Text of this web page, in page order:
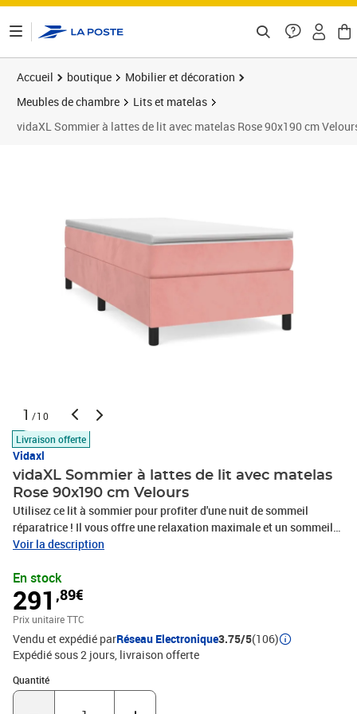
Accueil boutique
Mobilier et décoration
Meubles de chambre
Lits et matelas
vidaXL Sommier à lattes de lit avec matelas Rose 90x190 cm
1 /10
Livraison offerte
Vidaxl
vidaXL Sommier à lattes de lit avec matelas
Rose 90x190 cm Velours
Utilisez ce lit à sommier pour profiter d'une nuit de sommeil
réparatrice ! Il vous offre une relaxation maximale et un sommeil
agréable. Velours doux : le velours est un tissu doux et luxueux qui
ont une touche lisse. Le tissu en velours présente un toucher doux
distinctif, ce qui le rend confortable au toucher.Matelas à ressorts
ensachés : le ressort ensaché individuel intégré est connu pour sa
très haute qualité tout en assurant un haut niveau de durabilité et
d'adaptabilité. Il peut absorber efficacement le bruit et les chocs
causés par les sauts et les rotations.Support moyen-dur : ce
matelas de lit offre une stabilité accrue et juste le niveau de
fermeté sans sacrifier le confort. Il est donc idéal pour les
Voir la description
En stock
291 ,89€
Prix unitaire TTC
Vendu et expédié parRéseau Electronique3.75/5(106)
Expédié sous 2 jours livraison offerte
Quantité
Quantité : 1